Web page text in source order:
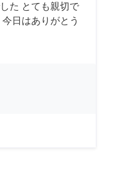
た とても親切で
日はありがとう